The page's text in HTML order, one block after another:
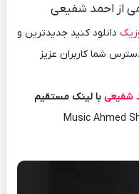
از احمد شفیعی
دانلود کنید جدیدترین و
شما کاربران عزیز
شفیعی با لینک مستقیم
Music Ahmed